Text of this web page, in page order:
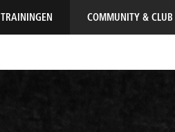
TRAININGEN COMMUNITY & CLUB